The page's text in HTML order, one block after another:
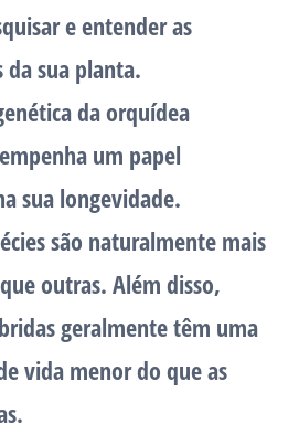
e entender as
da sua planta.
da orquídea
um papel
sua longevidade.
são naturalmente mais
outras. Além disso,
geralmente têm uma
vida menor do que as